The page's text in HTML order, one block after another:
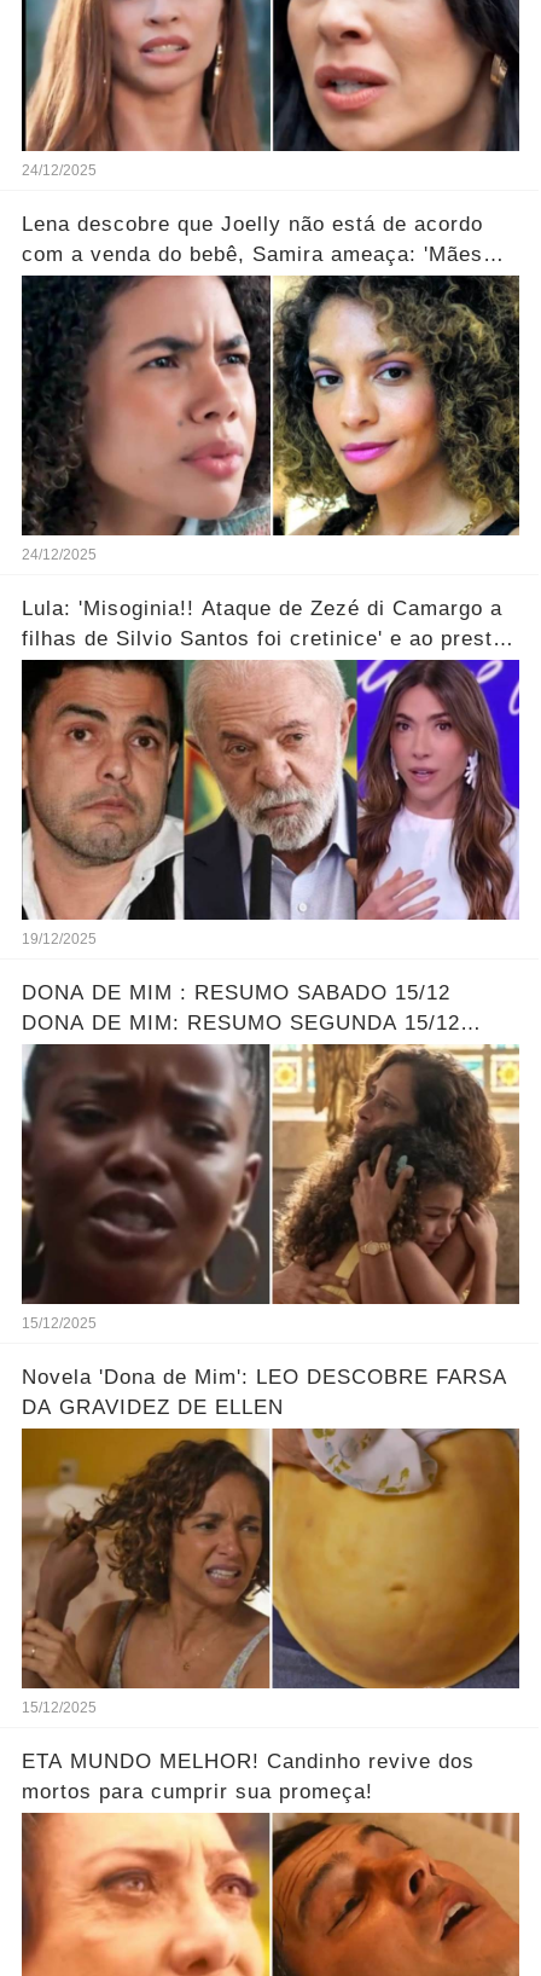
24/12/2025
Lena descobre que Joelly não está de acordo
com a venda do bebê, Samira ameaça: 'Mães
que desistem desaparecem!' ... Ver mais
24/12/2025
Lula: 'Misoginia!! Ataque de Zezé di Camargo a
filhas de Silvio Santos foi cretinice' e ao prestar
soli...ver mais!
19/12/2025
DONA DE MIM : RESUMO SABADO 15/12
DONA DE MIM: RESUMO SEGUNDA 15/12
ELLEN ENCONTRA SOFIA - LEONA DESCOBRE
O PLANO DE ELLEN
15/12/2025
Novela 'Dona de Mim': LEO DESCOBRE FARSA
DA GRAVIDEZ DE ELLEN
15/12/2025
ETA MUNDO MELHOR! Candinho revive dos
mortos para cumprir sua promeça!